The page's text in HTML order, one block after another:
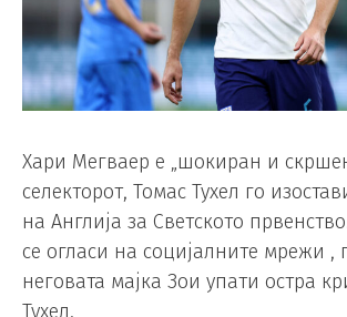
Хари Мегваер е „шокиран и
селекторот, Томас Тухел го
на Англија за Светското
се огласи на социјалните мрежи ,
неговата мајка Зои упати остра
Тухел.